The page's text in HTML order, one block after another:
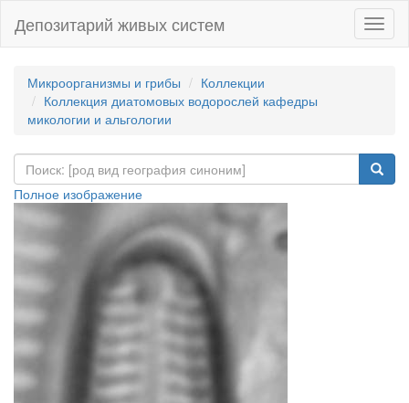
Депозитарий живых систем
Микроорганизмы и грибы
Коллекции
Коллекция диатомовых водорослей кафедры
микологии и альгологии
Полное изображение